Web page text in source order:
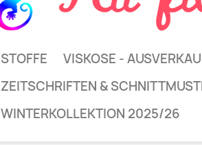
STOFFE VISKOSE -
ZEITSCHRIFTEN &
WINTERKOLLEKTION 2025/26